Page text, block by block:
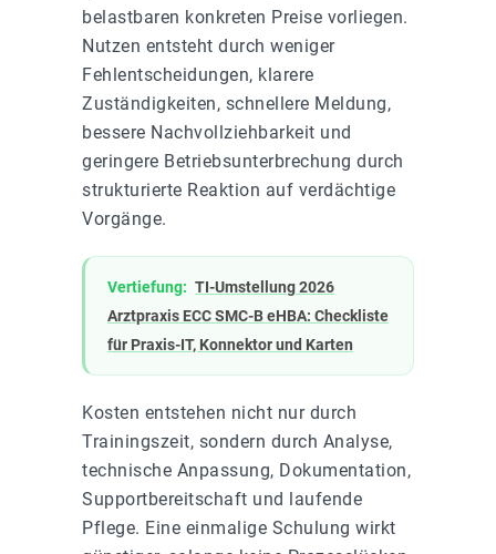
belastbaren konkreten Preise vorliegen.
Nutzen entsteht durch weniger
Fehlentscheidungen, klarere
Zuständigkeiten, schnellere Meldung,
bessere Nachvollziehbarkeit und
geringere Betriebsunterbrechung durch
strukturierte Reaktion auf verdächtige
Vorgänge.
Vertiefung: TI-Umstellung 2026
Arztpraxis ECC SMC-B eHBA: Checkliste
für Praxis-IT, Konnektor und Karten
Kosten entstehen nicht nur durch
Trainingszeit, sondern durch Analyse,
technische Anpassung, Dokumentation,
Supportbereitschaft und laufende
Pflege. Eine einmalige Schulung wirkt